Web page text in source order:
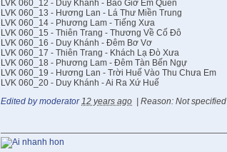
LVK 060_12 - Duy Khánh - Bao Giờ Em Quên
LVK 060_13 - Hương Lan - Lá Thư Miền Trung
LVK 060_14 - Phương Lam - Tiếng Xưa
LVK 060_15 - Thiên Trang - Thương Về Cố Đô
LVK 060_16 - Duy Khánh - Đêm Bơ Vơ
LVK 060_17 - Thiên Trang - Khách Lạ Đò Xưa
LVK 060_18 - Phương Lam - Đêm Tàn Bến Ngự
LVK 060_19 - Hương Lan - Trời Huế Vào Thu Chưa Em
LVK 060_20 - Duy Khánh - Ai Ra Xứ Huế
Edited by moderator 12 years ago Reason: Not specified